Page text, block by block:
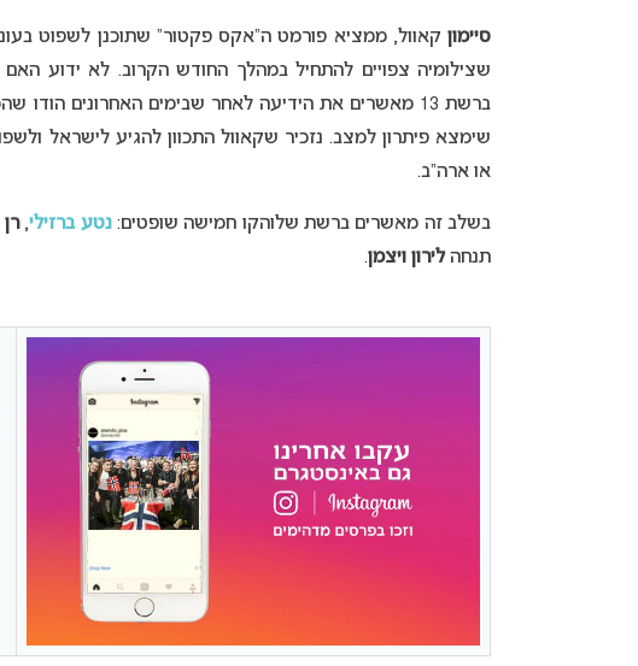
סיימון קאוול, ממציא פורמט ה”אקס פקטור” שתוכנן לשפוט
שצילומיה צפויים להתחיל במהלך החודש הקרוב. לא ידוע האם
ברשת 13 מאשרים את הידיעה לאחר שבימים האחרונים
שימצא פיתרון למצב. נזכיר שקאוול התכוון להגיע לישראל
או ארה”ב.
בשלב זה מאשרים ברשת שלוהקו חמישה שופטים:נטע ברזילי,
תנחהלירון ויצמן.